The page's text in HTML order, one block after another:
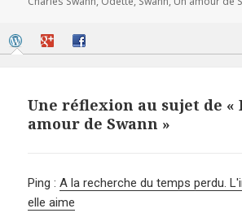
Une réflexion au sujet de «
amour de Swann »
Ping :A la recherche du temps perdu.
elle aime